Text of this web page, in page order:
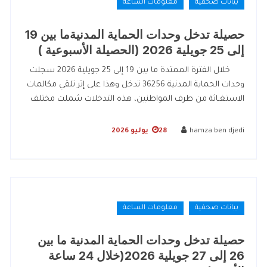
بيانات صحفية معلومات الساعة
حصيلة تدخل وحدات الحماية المدنيةما بين 19
إلى 25 جويلية 2026 (الحصيلة الأسبوعية )
خلال الفترة الممتدة ما بين 19 إلى 25 جويلية 2026 سجلت
وحدات الحماية المدنية 36256 تدخل وهذا على إثر تلقي مكالمات
الاستغـاثة من طرف المواطنين، هذه التدخلات شملت مختلف
hamza ben djedi 28 يوليو 2026
بيانات صحفية معلومات الساعة
حصيلة تدخل وحدات الحماية المدنية ما بين
26 إلى 27 جويلية 2026(خلال 24 ساعة